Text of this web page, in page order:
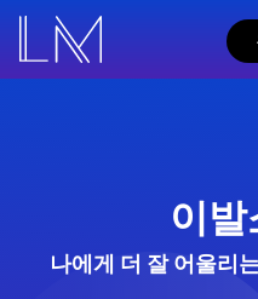
이
나에게 더 잘 어울리